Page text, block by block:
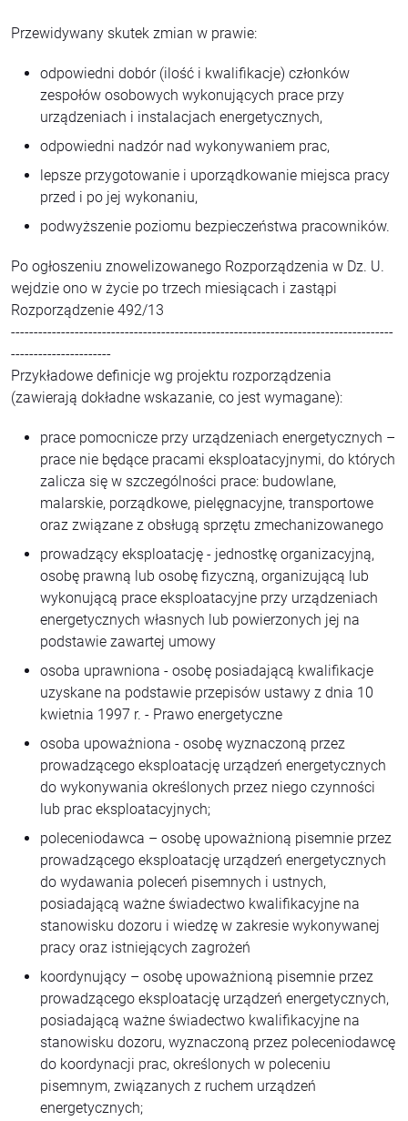
Przewidywany skutek zmian w prawie:
odpowiedni dobór (ilość i kwalifikacje) członków
zespołów osobowych wykonujących prace przy
urządzeniach i instalacjach energetycznych,
odpowiedni nadzór nad wykonywaniem prac,
lepsze przygotowanie i uporządkowanie miejsca pracy
przed i po jej wykonaniu,
podwyższenie poziomu bezpieczeństwa pracowników.
Po ogłoszeniu znowelizowanego Rozporządzenia w Dz. U.
wejdzie ono w życie po trzech miesiącach i zastąpi
Rozporządzenie 492/13
------------------------------------------------------------------------------------
----------------------
Przykładowe definicje wg projektu rozporządzenia
(zawierają dokładne wskazanie, co jest wymagane):
prace pomocnicze przy urządzeniach energetycznych –
prace nie będące pracami eksploatacyjnymi, do których
zalicza się w szczególności prace: budowlane,
malarskie, porządkowe, pielęgnacyjne, transportowe
oraz związane z obsługą sprzętu zmechanizowanego
prowadzący eksploatację - jednostkę organizacyjną,
osobę prawną lub osobę fizyczną, organizującą lub
wykonującą prace eksploatacyjne przy urządzeniach
energetycznych własnych lub powierzonych jej na
podstawie zawartej umowy
osoba uprawniona - osobę posiadającą kwalifikacje
uzyskane na podstawie przepisów ustawy z dnia 10
kwietnia 1997 r. - Prawo energetyczne
osoba upoważniona - osobę wyznaczoną przez
prowadzącego eksploatację urządzeń energetycznych
do wykonywania określonych przez niego czynności
lub prac eksploatacyjnych;
poleceniodawca – osobę upoważnioną pisemnie przez
prowadzącego eksploatację urządzeń energetycznych
do wydawania poleceń pisemnych i ustnych,
posiadającą ważne świadectwo kwalifikacyjne na
stanowisku dozoru i wiedzę w zakresie wykonywanej
pracy oraz istniejących zagrożeń
koordynujący – osobę upoważnioną pisemnie przez
prowadzącego eksploatację urządzeń energetycznych,
posiadającą ważne świadectwo kwalifikacyjne na
stanowisku dozoru, wyznaczoną przez poleceniodawcę
do koordynacji prac, określonych w poleceniu
pisemnym, związanych z ruchem urządzeń
energetycznych;